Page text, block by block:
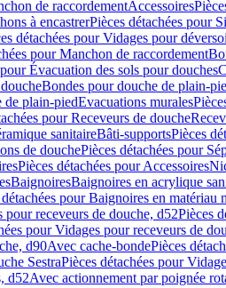
de raccordementAccessoires
à encastrerPièces détachées pour
détachées pour Vidages pour
pour Manchon de raccordement
Évacuation des sols pour douches
Bondes pour douche de plain-
de plain-piedEvacuations murales
pour Receveurs de douche
sanitaireBâti-supportsPièces
de douchePièces détachées pour
Pièces détachées pour Accessoires
BaignoiresBaignoires en acrylique
pour Baignoires en matériau
pour receveurs de douche, d52Pièces
pour Vidages pour receveurs de
d90Avec cache-bondePièces
SestraPièces détachées pour
d52Avec actionnement par poignée